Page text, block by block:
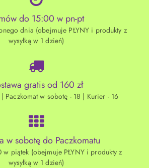
do 15:00 w pn-pt
dnia (obejmuje PŁYNY i produkty z
wysyłką w 1 dzień)
gratis od 160 zł
| Paczkomat w sobotę - 18 | Kurier - 16
w sobotę do Paczkomatu
piątek (obejmuje PŁYNY i produkty z
wysyłką w 1 dzień)